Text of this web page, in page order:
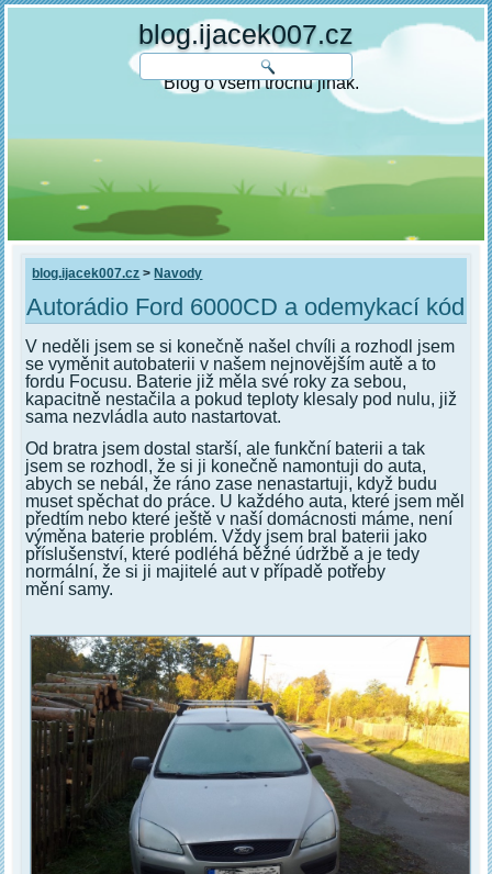
blog.ijacek007.cz
Blog o všem trochu jinak.
blog.ijacek007.cz > Navody
Autorádio Ford 6000CD a odemykací kód
V neděli jsem se si konečně našel chvíli a rozhodl jsem
se vyměnit autobaterii v našem nejnovějším autě a to
fordu Focusu. Baterie již měla své roky za sebou,
kapacitně nestačila a pokud teploty klesaly pod nulu, již
sama nezvládla auto nastartovat.
Od bratra jsem dostal starší, ale funkční baterii a tak
jsem se rozhodl, že si ji konečně namontuji do auta,
abych se nebál, že ráno zase nenastartuji, když budu
muset spěchat do práce. U každého auta, které jsem měl
předtím nebo které ještě v naší domácnosti máme, není
výměna baterie problém. Vždy jsem bral baterii jako
příslušenství, které podléhá běžné údržbě a je tedy
normální, že si ji majitelé aut v případě potřeby
mění samy.